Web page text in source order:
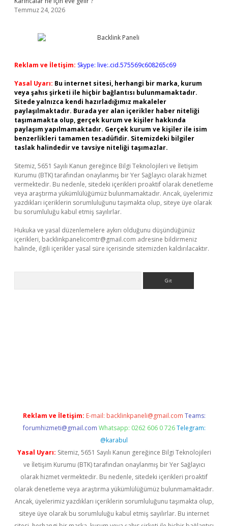
Temmuz 24, 2026
Reklam ve İletişim: Skype: live:.cid.575569c608265c69
Yasal Uyarı: Bu internet sitesi, herhangi bir marka, kurum
veya şahıs şirketi ile hiçbir bağlantısı bulunmamaktadır.
Sitede yalnızca kendi hazırladığımız makaleler
paylaşılmaktadır. Burada yer alan içerikler haber niteliği
taşımamakta olup, gerçek kurum ve kişiler hakkında
paylaşım yapılmamaktadır. Gerçek kurum ve kişiler ile isim
benzerlikleri tamamen tesadüfidir. Sitemizdeki bilgiler
taslak halindedir ve tavsiye niteliği taşımazlar.
Sitemiz, 5651 Sayılı Kanun gereğince Bilgi Teknolojileri ve İletişim
Kurumu (BTK) tarafından onaylanmış bir Yer Sağlayıcı olarak hizmet
vermektedir. Bu nedenle, sitedeki içerikleri proaktif olarak denetleme
veya araştırma yükümlülüğümüz bulunmamaktadır. Ancak, üyelerimiz
yazdıkları içeriklerin sorumluluğunu taşımakta olup, siteye üye olarak
bu sorumluluğu kabul etmiş sayılırlar.
Hukuka ve yasal düzenlemelere aykırı olduğunu düşündüğünüz
içerikleri, backlinkpanelicomtr@gmail.com adresine bildirmeniz
halinde, ilgili içerikler yasal süre içerisinde sitemizden kaldırılacaktır.
Reklam ve İletişim: E-mail: backlinkpaneli@gmail.com Teams:
forumhizmeti@gmail.com Whatsapp: 0262 606 0 726 Telegram:
@karabul
Yasal Uyarı: Sitemiz, 5651 Sayılı Kanun gereğince Bilgi Teknolojileri
ve İletişim Kurumu (BTK) tarafından onaylanmış bir Yer Sağlayıcı
olarak hizmet vermektedir. Bu nedenle, sitedeki içerikleri proaktif
olarak denetleme veya araştırma yükümlülüğümüz bulunmamaktadır.
Ancak, üyelerimiz yazdıkları içeriklerin sorumluluğunu taşımakta olup,
siteye üye olarak bu sorumluluğu kabul etmiş sayılırlar. Bu internet